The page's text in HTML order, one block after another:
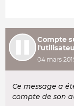
Compte
04 mars
Ce message a
compte de son